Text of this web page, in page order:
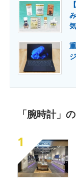
「腕時計」
1